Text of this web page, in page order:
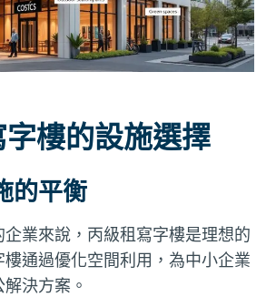
樓的設施選擇
的平衡
業來說，丙級租寫字樓是理想的
通過優化空間利用，為中小企業
決方案。